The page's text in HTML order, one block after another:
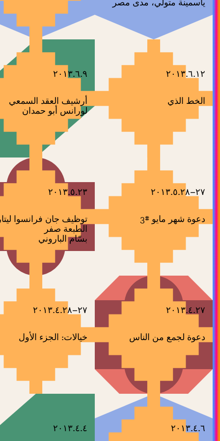
ياسمينة متولي، مدى مصر
٢٠١٣.٦.١٢
الخط الذي
٢٠١٣.٦.٩
أرشيف العقد السمعي
لورانس أبو حمدان
٢٧–٢٠١٣.٥.٢٨
دعوة شهر مايو #3
٢٠١٣.٥.٢٣
توظيف جان فرانسوا
الطبعة صفر
بسّام الباروني
٢٠١٣.٤.٢٧
دعوة لجمع من الناس
٢٧–٢٠١٣.٤.٢٨
خيالات: الجزء الأول
٢٠١٣.٤.٦ ٢٠١٣.٤.٤